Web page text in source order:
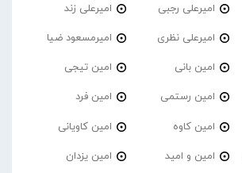
امیرعلی رجبی امیرعلی زند
امیرعلی نظری امیرمسعود ضیا
امین بانی امین تیجی
امین رستمی امین فرد
امین کاوه امین کاویانی
امین و امید امین یزدان